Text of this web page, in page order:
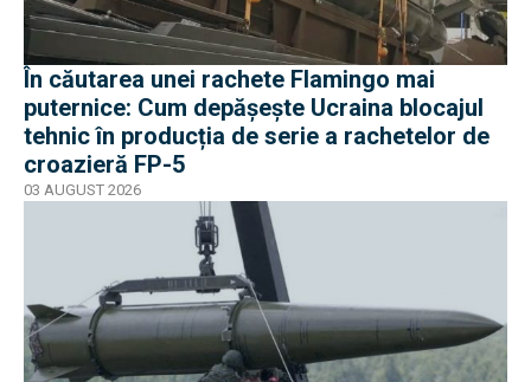
În căutarea unei rachete Flamingo mai
puternice: Cum depășește Ucraina blocajul
tehnic în producția de serie a rachetelor de
croazieră FP-5
03 AUGUST 2026